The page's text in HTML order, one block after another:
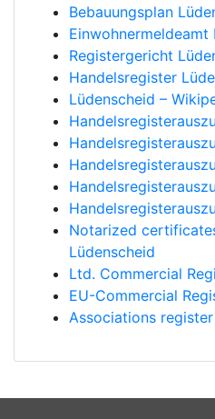
Bebauungsplan
Einwohnermeldeamt
Registergericht
Handelsregister
Lüdenscheid –
Notarized
Lüdenscheid
Ltd. Commercial
EU-Commercial
Associations